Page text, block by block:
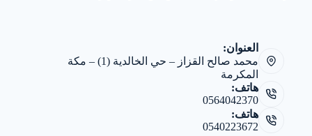
العنوان:
محمد صالح القزاز – حي الخالدية (1) – مكة
المكرمة
هاتف:
0564042370
هاتف:
0540223672